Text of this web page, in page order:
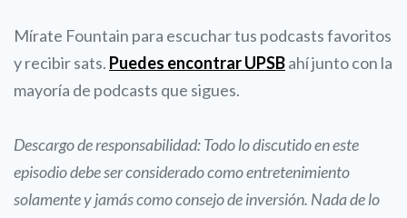
Mírate Fountain para escuchar tus podcasts favoritos
y recibir sats. Puedes encontrar UPSBahí junto con la
mayoría de podcasts que sigues.
Descargo de responsabilidad: Todo lo discutido en este
episodio debe ser considerado como entretenimiento
solamente y jamás como consejo de inversión. Nada de lo